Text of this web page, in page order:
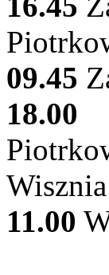
09.45
18.00
11.00